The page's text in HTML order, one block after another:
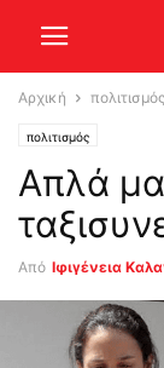
Αρχική πολιτισμός
πολιτισμός
Απλά
Από Ιφιγένεια